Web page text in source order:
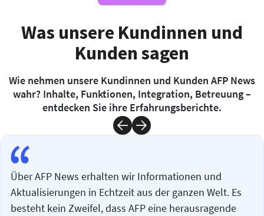
Was unsere Kundinnen und
Kunden sagen
Wie nehmen unsere Kundinnen und Kunden AFP News
wahr? Inhalte, Funktionen, Integration, Betreuung –
entdecken Sie ihre Erfahrungsberichte.
Über AFP News erhalten wir Informationen und
Aktualisierungen in Echtzeit aus der ganzen Welt. Es
besteht kein Zweifel, dass AFP eine herausragende